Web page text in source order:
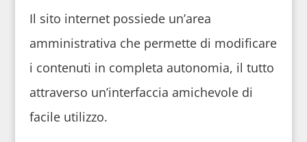
Il sito internet possiede un’area
amministrativa che permette di modificare
i contenuti in completa autonomia, il tutto
attraverso un’interfaccia amichevole di
facile utilizzo.